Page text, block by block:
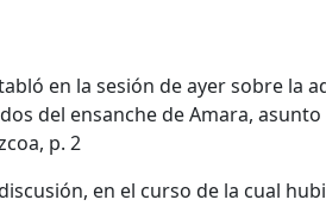
en la sesión de ayer sobre la
del ensanche de Amara,
p. 2
en el curso de la cual